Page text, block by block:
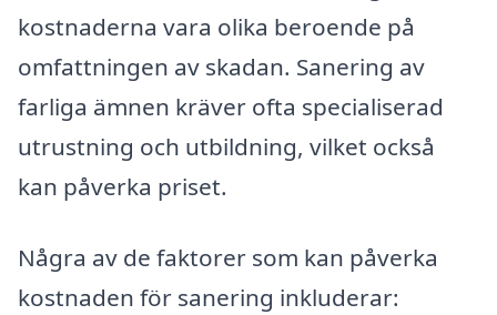
kostnaderna vara olika beroende på
omfattningen av skadan. Sanering av
farliga ämnen kräver ofta specialiserad
utrustning och utbildning, vilket också
kan påverka priset.
Några av de faktorer som kan påverka
kostnaden för sanering inkluderar: